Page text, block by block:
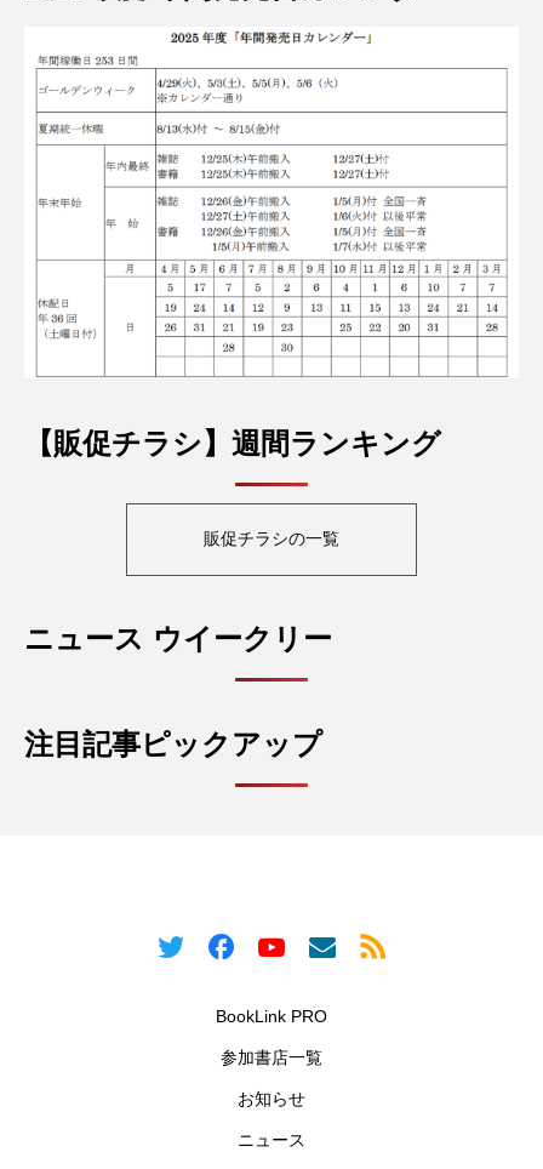
【販促チラシ】週間ランキング
販促チラシの一覧
ニュース ウイークリー
注目記事ピックアップ
BookLink PRO
参加書店一覧
お知らせ
ニュース